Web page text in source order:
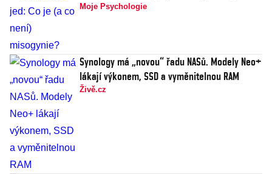
Moje Psychologie
Synology má „novou“ řadu NASů. Modely Neo+
lákají výkonem, SSD a vyměnitelnou RAM
Živě.cz